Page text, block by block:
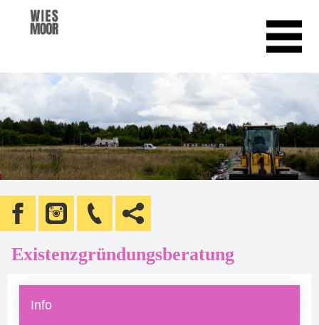
Existenzgründungsberatung
Info